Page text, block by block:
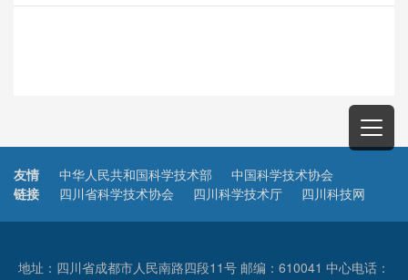
友情
链接
中华人民共和国科学技术部
中国科学技术协会
四川省科学技术协会
四川科学技术厅 四川科技网
地址：四川省成都市人民南路四段11号 邮编：610041 中心电话：